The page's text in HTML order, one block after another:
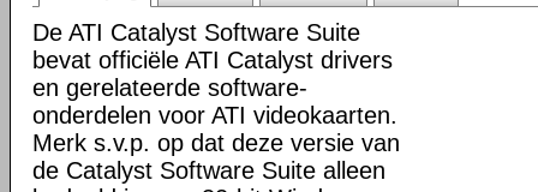
De ATI Catalyst Software Suite
bevat officiële ATI Catalyst drivers
en gerelateerde software-
onderdelen voor ATI videokaarten.
Merk s.v.p. op dat deze versie van
de Catalyst Software Suite alleen